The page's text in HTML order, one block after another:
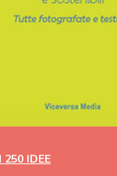
250 IDEE